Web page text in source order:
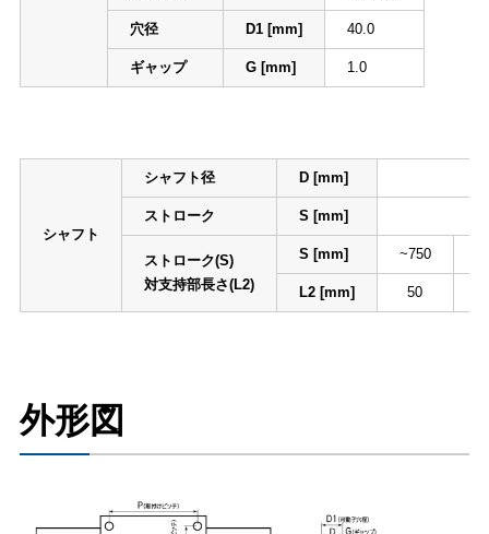
穴径 D1 [mm] 40.0
ギャップ G [mm] 1.0
シャフト
シャフト径 D [mm]
ストローク S [mm]
ストローク(S)
対支持部長さ(L2)
S [mm] ~750
L2 [mm] 50
外形図